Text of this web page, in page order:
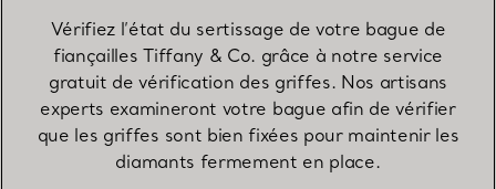
Vérifiez l’état du sertissage de votre bague de
fiançailles Tiffany & Co. grâce à notre service
gratuit de vérification des griffes. Nos artisans
experts examineront votre bague afin de vérifier
que les griffes sont bien fixées pour maintenir les
diamants fermement en place.